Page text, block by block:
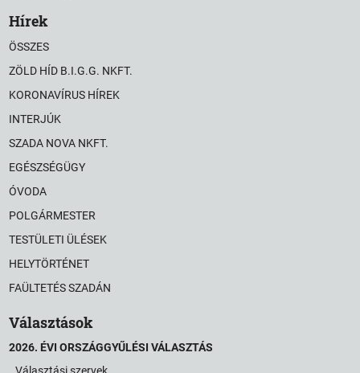
Hírek
ÖSSZES
ZÖLD HÍD B.I.G.G. NKFT.
KORONAVÍRUS HÍREK
INTERJÚK
SZADA NOVA NKFT.
EGÉSZSÉGÜGY
ÓVODA
POLGÁRMESTER
TESTÜLETI ÜLÉSEK
HELYTÖRTÉNET
FAÜLTETÉS SZADÁN
Választások
2026. ÉVI ORSZÁGGYŰLÉSI VÁLASZTÁS